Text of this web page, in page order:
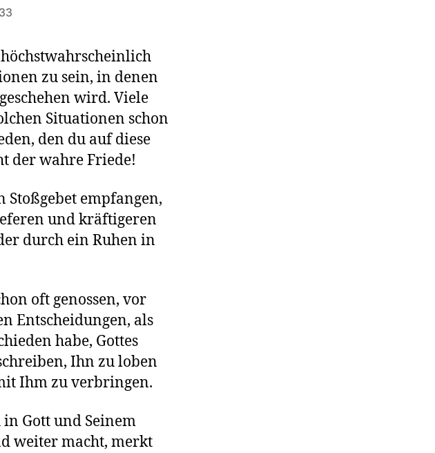
zu sein, in denen
wird. Viele
Situationen schon
den du auf diese
der wahre Friede!
empfangen,
und kräftigeren
durch ein Ruhen in
oft genossen, vor
Entscheidungen, als
habe, Gottes
Ihn zu loben
Ihm zu verbringen.
Gott und Seinem
weiter macht, merkt